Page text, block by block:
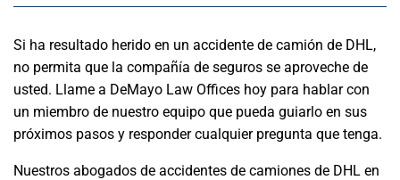
Si ha resultado herido en un accidente de camión de DHL,
no permita que la compañía de seguros se aproveche de
usted. Llame a DeMayo Law Offices hoy para hablar con
un miembro de nuestro equipo que pueda guiarlo en sus
próximos pasos y responder cualquier pregunta que tenga.
Nuestros abogados de accidentes de camiones de DHL en